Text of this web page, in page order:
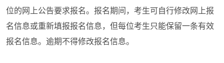
位的网上公告要求报名。报名期间，考生可自行修改网上报
名信息或重新填报报名信息，但每位考生只能保留一条有效
报名信息。逾期不得修改报名信息。